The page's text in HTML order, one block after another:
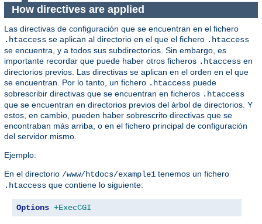
How directives are applied
Las directivas de configuración que se encuentran en el fichero
.htaccess se aplican al directorio en el que el fichero .htaccess
se encuentra, y a todos sus subdirectorios. Sin embargo, es
importante recordar que puede haber otros ficheros .htaccess en
directorios previos. Las directivas se aplican en el orden en el que
se encuentran. Por lo tanto, un fichero .htaccess puede
sobrescribir directivas que se encuentran en ficheros .htaccess
que se encuentran en directorios previos del árbol de directorios. Y
estos, en cambio, pueden haber sobrescrito directivas que se
encontraban más arriba, o en el fichero principal de configuración
del servidor mismo.
Ejemplo:
En el directorio /www/htdocs/example1 tenemos un fichero
.htaccess que contiene lo siguiente:
Options +ExecCGI